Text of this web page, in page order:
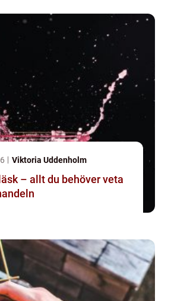
Viktoria Uddenholm
– allt du behöver veta